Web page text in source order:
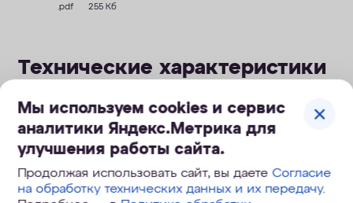
.pdf 255 Кб
Технические характеристики
Ресурс, л 15000
Габариты 18,0х20,0 см
Скорость
2,5 л/мин
Мы используем cookies и сервис
аналитики Яндекс.Метрика для
улучшения работы сайта.
Продолжая использовать сайт, вы даетеСогласие
на обработку технических данных и их передачу.